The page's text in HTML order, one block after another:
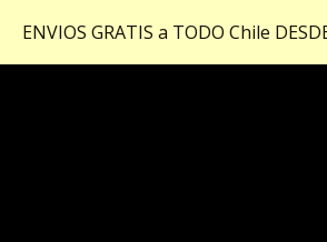
ENVIOS GRATIS a TODO Chile